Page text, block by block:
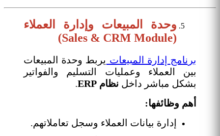
وحدة المبيعات وإدارة العملاء
(Sales & CRM Module)
برنامج إدارة المبيعات يربط وحدة المبيعات
بين العملاء وعمليات التسليم والفواتير
بشكل مباشر داخل نظام ERP
.
أهم وظائفها:
إدارة بيانات العملاء وسجل تعاملاتهم.